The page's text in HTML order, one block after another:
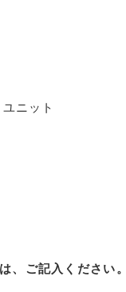
ニット
、ご記入ください。